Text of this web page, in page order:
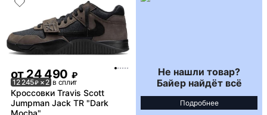
от 24 490 ₽
12 245₽ × 2 в сплит
Кроссовки Travis Scott
Jumpman Jack TR "Dark
Mocha"
Не нашли товар?
Байер найдёт всё
Подробнее